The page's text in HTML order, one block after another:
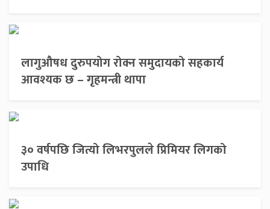
लागुऔषध दुरुपयोग रोक्न समुदायको सहकार्य
आवश्यक छ – गृहमन्त्री थापा
३० वर्षपछि जित्यो लिभरपुलले प्रिमियर लिगको
उपाधि